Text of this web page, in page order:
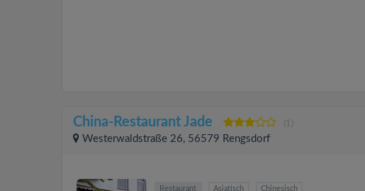
China-Restaurant Jade (1)
Westerwaldstraße 26, 56579 Rengsdorf
Restaurant Asiatisch Chinesisch